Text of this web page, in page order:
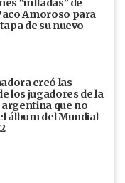
“infladas” de
Amoroso para
de su nuevo
creó las
los jugadores de la
que no
álbum del Mundial